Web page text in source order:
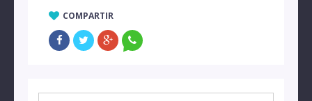
COMPARTIR